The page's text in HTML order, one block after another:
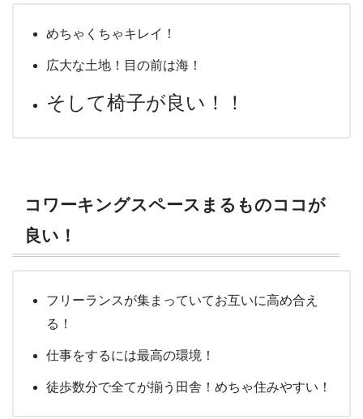
めちゃくちゃキレイ！
広大な土地！目の前は海！
そして椅子が良い！！
コワーキングスペースまるものココが
良い！
フリーランスが集まっていてお互いに高め合え
る！
仕事をするには最高の環境！
徒歩数分で全てが揃う田舎！めちゃ住みやすい！